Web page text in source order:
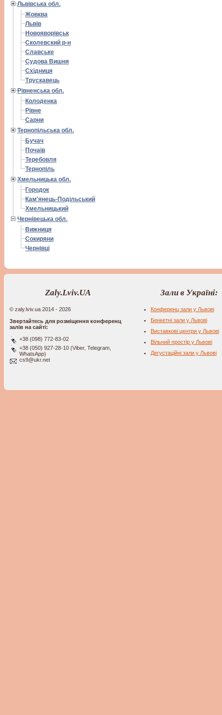
Львівська обл.
Жовква
Львів
Новояворівськ
Сколевский р-н
Славське
Судова Вишня
Східниця
Трускавець
Рівненська обл.
Колоденка
Рівне
Сарни
Тернопільська обл.
Бучач
Почаїв
Теребовля
Тернопіль
Хмельницька обл.
Городок
Кам'янець-Подільський
Хмельницький
Чернівецька обл.
Вижниця
Сокиряни
Чернівці
Zaly.Lviv.UA
© zaly.lviv.ua 2014 - 2026
Звертайтесь для розміщення конференц
залів на сайті:
+38 (098) 772-83-02
+38 (050) 927-28-10 (Viber, Telegram,
WhatsApp)
cs9@ukr.net
Зали в Україні:
Конференц зали у Львові
Бенкетні зали у Львові
Виставкові центри у Львові
Вільний простір у Львові
Дегустаційні зали у Львові